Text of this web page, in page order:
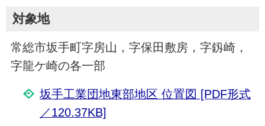
対象地
常総市坂手町字房山，字保田敷房，字釼崎，
字龍ケ崎の各一部
坂手工業団地東部地区 位置図 [PDF形式
／120.37KB]